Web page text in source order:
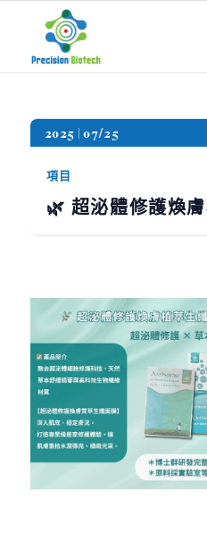
2025 07/25
項目
🌿 超泌體修護煥